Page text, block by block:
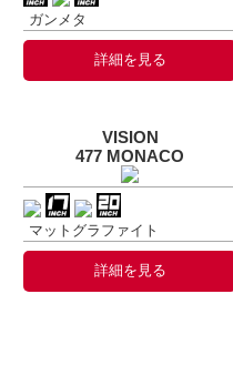
ガンメタ
詳細を見る
VISION
477 MONACO
マットグラファイト
詳細を見る